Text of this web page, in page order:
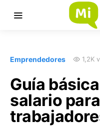
Emprendedores 1,2K
Guía
salario